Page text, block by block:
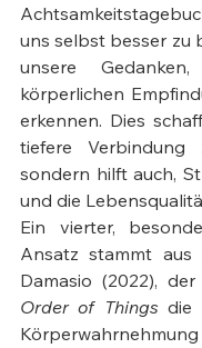
uns selbst besser zu
unsere
körperlichen
erkennen. Dies
tiefere
sondern hilft auch,
und die
Ein vierter,
Ansatz stammt
Damasio (2022), der
Order of Things die